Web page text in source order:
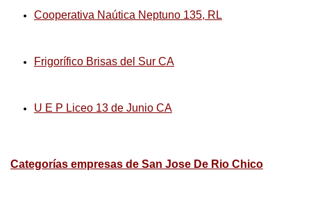
Cooperativa Naútica Neptuno 135, RL
Frigorífico Brisas del Sur CA
U E P Liceo 13 de Junio CA
Categorías empresas de San Jose De Rio Chico